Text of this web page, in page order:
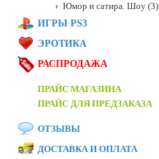
Юмор и сатира. Шоу (3)
ИГРЫ PS3
ЭРОТИКА
РАСПРОДАЖА
ПРАЙС МАГАЗИНА
ПРАЙС ДЛЯ ПРЕДЗАКАЗА
ОТЗЫВЫ
ДОСТАВКА И ОПЛАТА